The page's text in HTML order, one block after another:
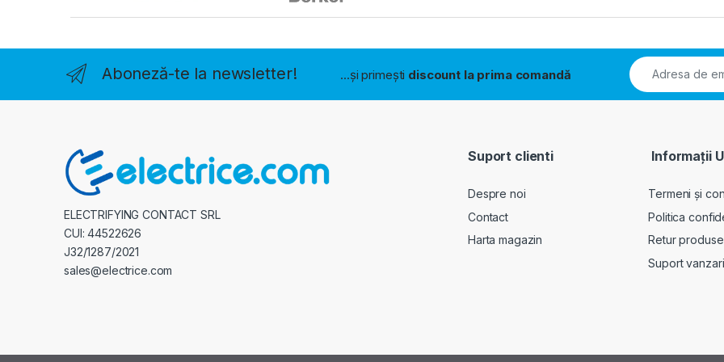
Aboneză-te la newsletter! ...și primești discount la prima comandă
ELECTRIFYING CONTACT SRL
CUI: 44522626
J32/1287/2021
sales@electrice.com
Suport clienti
Despre noi
Contact
Harta magazin
Informații
Termeni și
Politica
Retur produse
Suport vanzari